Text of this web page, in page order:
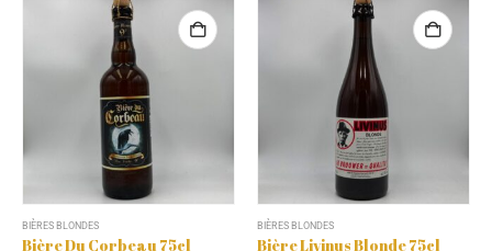
BIÈRES BLONDES
Bière Du Corbeau 75cl
BIÈRES BLONDES
Bière Livinus Blonde 75cl